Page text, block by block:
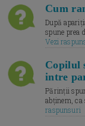
Cum
După
spune prea
Vezi
Copilul
intre
Părinții
abținem, ca
raspunsuri